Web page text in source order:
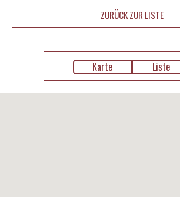
ZURÜCK ZUR LISTE
Karte Liste